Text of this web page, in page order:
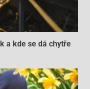
a kde se dá chytře